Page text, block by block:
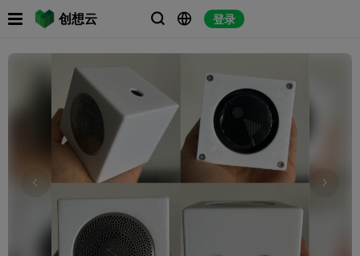
创想云   登录
 